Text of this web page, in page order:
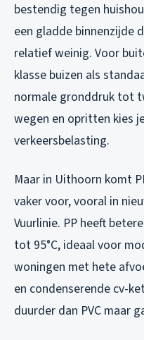
bestendig tegen
een gladde binnenzijde
relatief weinig. Voor
klasse buizen als
normale gronddruk tot
wegen en opritten kies
verkeersbelasting.
Maar in Uithoorn komt
vaker voor, vooral in
Vuurlinie. PP heeft
tot 95°C, ideaal voor
woningen met hete
en condenserende cv-
duurder dan PVC maar